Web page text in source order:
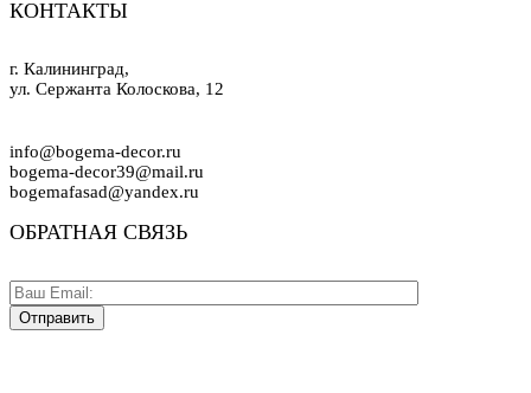
КОНТАКТЫ
г. Калининград,
ул. Сержанта Колоскова, 12
info@bogema-decor.ru
bogema-decor39@mail.ru
bogemafasad@yandex.ru
ОБРАТНАЯ СВЯЗЬ